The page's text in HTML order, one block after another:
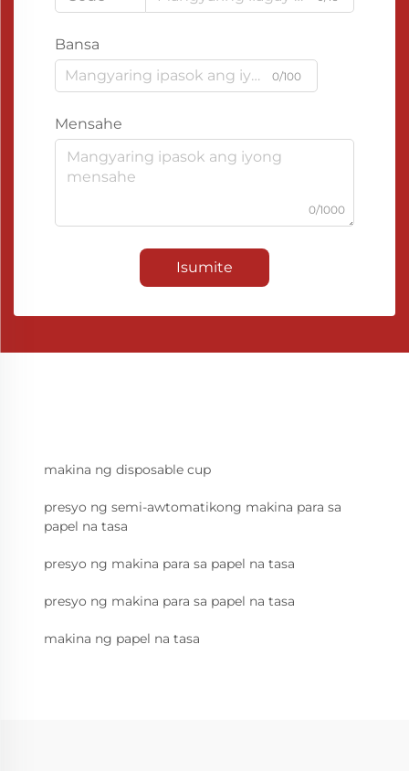
Bansa
0/100
Mensahe
0/1000
Isumite
makina ng disposable cup
presyo ng semi-awtomatikong makina para sa
papel na tasa
presyo ng makina para sa papel na tasa
presyo ng makina para sa papel na tasa
makina ng papel na tasa